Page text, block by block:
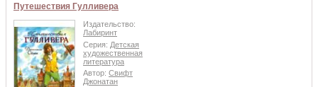
Путешествия Гулливера
Издательство:
Лабиринт
Серия: Детская
художественная
литература
Автор: Свифт
Джонатан